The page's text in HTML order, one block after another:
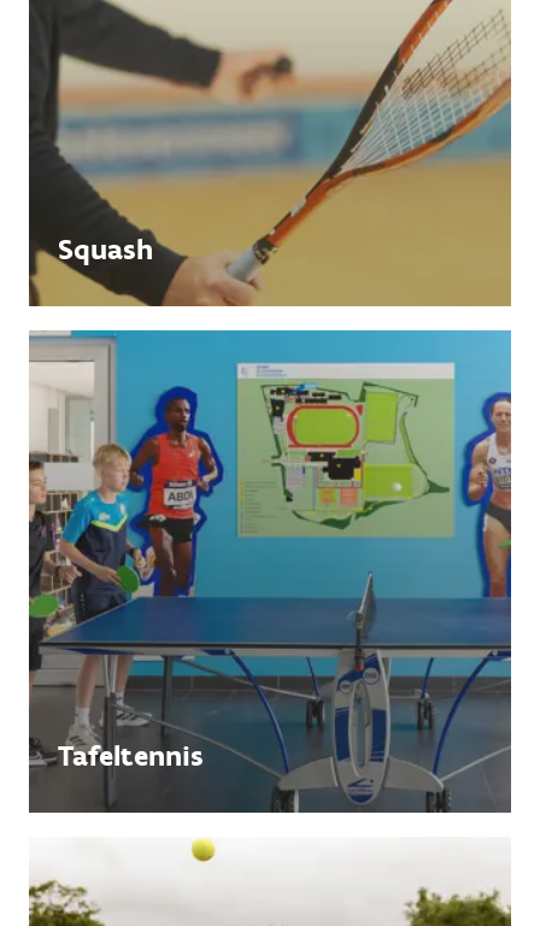
Squash
Tafeltennis